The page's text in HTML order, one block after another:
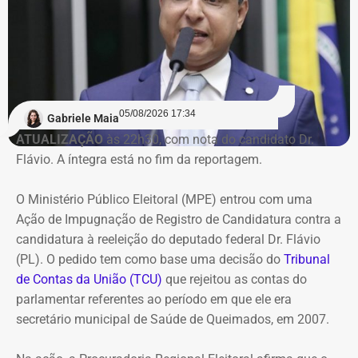
caixa suficiente para sustentar as atividades ou quitar
Na avaliação do Executivo estadual, a recuperação
judicial deixou de cumprir sua função de permitir a
recuperação da empresa.
Refit não teria honrado os
pagamentos
O governo também sustenta que os responsáveis pela
Refit descumpriram o parcelamento especial firmado
para quitar débitos tributários. Conforme a PGE, as
parcelas deixaram de ser pagas por mais de 90 dias,
situação que, segundo a legislação, autoriza o
Gabriele Maia05/08/2026 17:34
ATUALIZAÇÃO às 22h30, com nota do candidato Dr.
Flávio. A íntegra está no fim da reportagem.
O Ministério Público Eleitoral (MPE) entrou com uma
Ação de Impugnação de Registro de Candidatura contra a
candidatura à reeleição do deputado federal Dr. Flávio
(PL). O pedido tem como base uma decisão do Tribunal
de Contas da União (TCU) que rejeitou as contas do
parlamentar referentes ao período em que ele era
secretário municipal de Saúde de Queimados, em 2007.